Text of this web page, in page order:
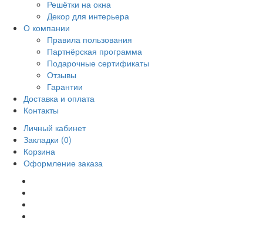
Решётки на окна
Декор для интерьера
О компании
Правила пользования
Партнёрская программа
Подарочные сертификаты
Отзывы
Гарантии
Доставка и оплата
Контакты
Личный кабинет
Закладки (0)
Корзина
Оформление заказа